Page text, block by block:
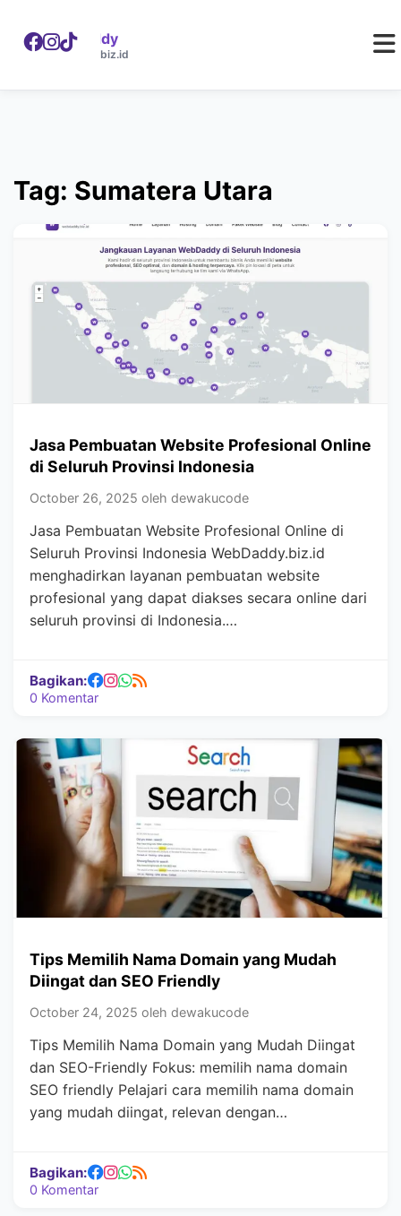
W WebDaddy
webdaddy.biz.id
Tag: Sumatera Utara
Jasa Pembuatan Website Profesional Online
di Seluruh Provinsi Indonesia
October 26, 2025 oleh dewakucode
Jasa Pembuatan Website Profesional Online di
Seluruh Provinsi Indonesia WebDaddy.biz.id
menghadirkan layanan pembuatan website
profesional yang dapat diakses secara online dari
seluruh provinsi di Indonesia.…
Bagikan:
0 Komentar
Tips Memilih Nama Domain yang Mudah
Diingat dan SEO Friendly
October 24, 2025 oleh dewakucode
Tips Memilih Nama Domain yang Mudah Diingat
dan SEO-Friendly Fokus: memilih nama domain
SEO friendly Pelajari cara memilih nama domain
yang mudah diingat, relevan dengan…
Bagikan:
0 Komentar